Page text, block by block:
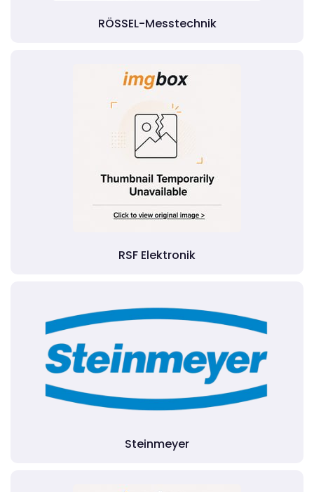
RÖSSEL-Messtechnik
RSF Elektronik
Steinmeyer